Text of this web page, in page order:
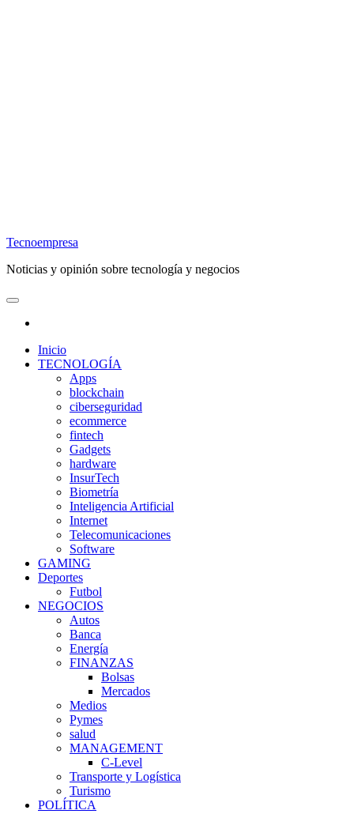
Tecnoempresa
Noticias y opinión sobre tecnología y negocios
Inicio
TECNOLOGÍA
Apps
blockchain
ciberseguridad
ecommerce
fintech
Gadgets
hardware
InsurTech
Biometría
Inteligencia Artificial
Internet
Telecomunicaciones
Software
GAMING
Deportes
Futbol
NEGOCIOS
Autos
Banca
Energía
FINANZAS
Bolsas
Mercados
Medios
Pymes
salud
MANAGEMENT
C-Level
Transporte y Logística
Turismo
POLÍTICA